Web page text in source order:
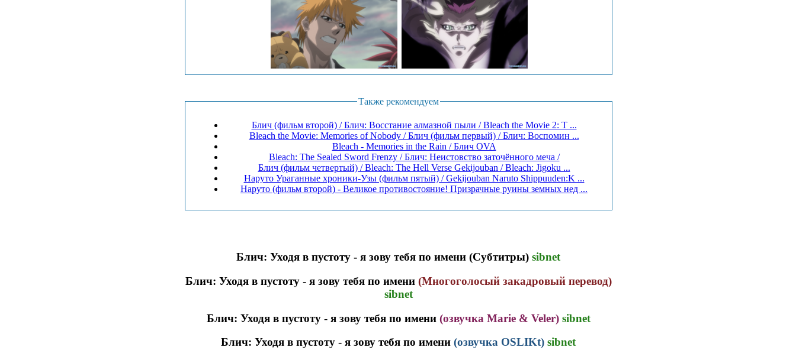
Также рекомендуем
Блич (фильм второй) / Блич: Восстание алмазной пыли / Bleach the Movie 2: T ...
Bleach the Movie: Memories of Nobody / Блич (фильм первый) / Блич: Воспомин ...
Bleach - Memories in the Rain / Блич OVA
Bleach: The Sealed Sword Frenzy / Блич: Неистовство заточённого меча /
Блич (фильм четвертый) / Bleach: The Hell Verse Gekijouban / Bleach: Jigoku ...
Наруто Ураганные хроники-Узы (фильм пятый) / Gekijouban Naruto Shippuuden:K ...
Наруто (фильм второй) - Великое противостояние! Призрачные руины земных нед ...
Блич: Уходя в пустоту - я зову тебя по имени (Субтитры) sibnet
Блич: Уходя в пустоту - я зову тебя по имени(Многоголосый закадровый перевод)
sibnet
Блич: Уходя в пустоту - я зову тебя по имени(озвучка Marie & Veler) sibnet
Блич: Уходя в пустоту - я зову тебя по имени (озвучка OSLIKt) sibnet